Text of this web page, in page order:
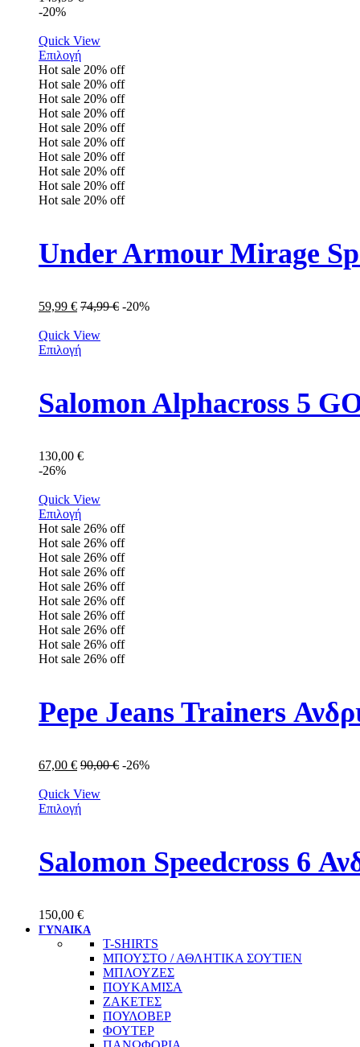
-20%
Quick View
Επιλογή
Hot sale 20% off
Hot sale 20% off
Hot sale 20% off
Hot sale 20% off
Hot sale 20% off
Hot sale 20% off
Hot sale 20% off
Hot sale 20% off
Hot sale 20% off
Hot sale 20% off
Under Armour Mirage
59,99 € 74,99€ -20%
Quick View
Επιλογή
Salomon Alphacross 5
130,00 €
-26%
Quick View
Επιλογή
Hot sale 26% off
Hot sale 26% off
Hot sale 26% off
Hot sale 26% off
Hot sale 26% off
Hot sale 26% off
Hot sale 26% off
Hot sale 26% off
Hot sale 26% off
Hot sale 26% off
Pepe Jeans Trainers
67,00 € 90,00€ -26%
Quick View
Επιλογή
Salomon Speedcross 6
150,00 €
ΓΥΝΑΙΚΑ
T-SHIRTS
ΜΠΟΥΣΤΟ / ΑΘΛΗΤΙΚΑ ΣΟΥΤΙΕΝ
ΜΠΛΟΥΖΕΣ
ΠΟΥΚΑΜΙΣΑ
ΖΑΚΕΤΕΣ
ΠΟΥΛΟΒΕΡ
ΦΟΥΤΕΡ